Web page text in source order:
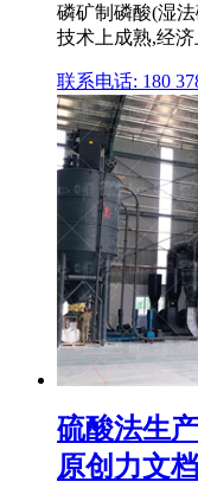
磷矿制磷酸(湿
技术上成熟,经济
联系电话: 180
硫酸法生
原创力文档